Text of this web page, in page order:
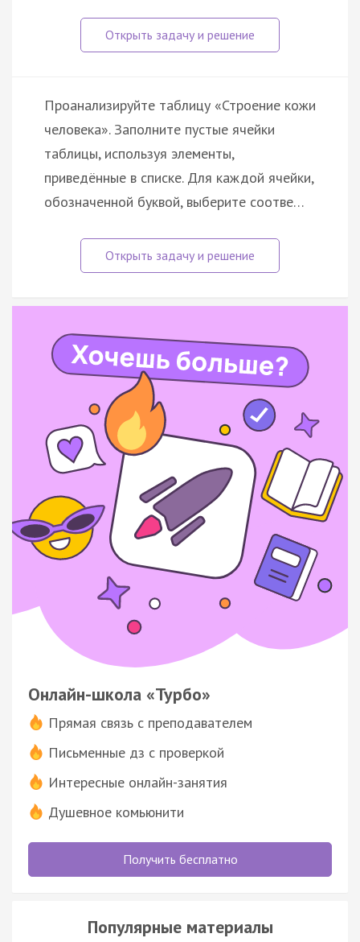
Проанализируйте таблицу «Строение кожи
человека». Заполните пустые ячейки
таблицы, используя элементы,
приведённые в списке. Для каждой ячейки,
обозначенной буквой, выберите соотве…
Онлайн-школа «Турбо»
Прямая связь с преподавателем
Письменные дз с проверкой
Интересные онлайн-занятия
Душевное комьюнити
Получить бесплатно
Популярные материалы